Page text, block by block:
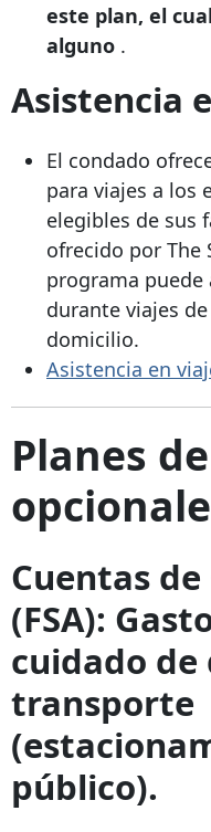
este plan, el
alguno .
Asistencia
El condado
para viajes a los
elegibles de sus
ofrecido por The
programa
durante viajes
domicilio.
Asistencia en
Planes
Cuentas
(FSA):
cuidado de
transporte
público).